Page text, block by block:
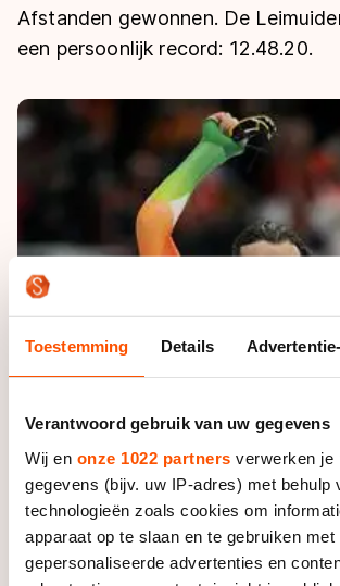
Toestemming Details
Verantwoord gebruik van uw gegevens
Wij en onze 1022 partners verwerken je
gegevens (bijv. uw IP-adres) met behulp
technologieën zoals cookies om
apparaat op te slaan en te gebruiken met
gepersonaliseerde advertenties en
Shorttrack
Inlineskaten
Kunstschaatsen
Schoonrijden
Langebaan
Shorttrack
Inlineskaten
Tijden & historie
Persoonlijke records & tijden
Historie & statistiek
De weg op
Inschrijven wedstrijden
Algemene Nederlandse Schaatstijd
Deze zomer de weg op
Waar kan ik schaatsen en skaten?
Schaatsfans
Alles voor jou als schaatsfan
Evenementen
Tickets
Livestreams
Word schaatsfan!
Winacties
Olympische Spelen
Olympische Spelen
Medaillespiegel
Olympische uitslagen
Van Jong tot Goud verhalen
Afstanden gewonnen. De
een persoonlijk record: 12.48.20.